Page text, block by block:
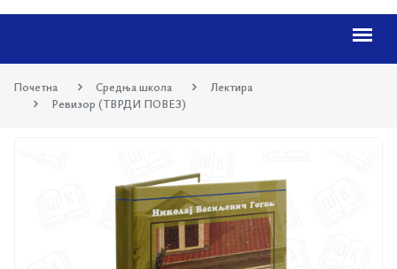
Почетна Средња школа
Лектира
Ревизор (ТВРДИ ПОВЕЗ)